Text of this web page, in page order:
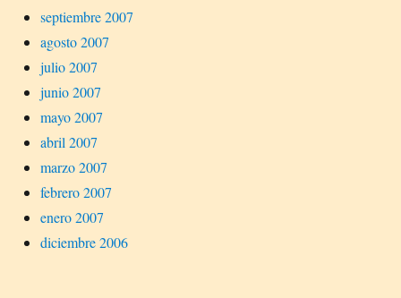
septiembre 2007
agosto 2007
julio 2007
junio 2007
mayo 2007
abril 2007
marzo 2007
febrero 2007
enero 2007
diciembre 2006